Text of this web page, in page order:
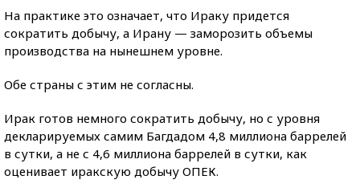
На практике это означает, что Ираку придется
сократить добычу, а Ирану — заморозить объемы
производства на нынешнем уровне.
Обе страны с этим не согласны.
Ирак готов немного сократить добычу, но с уровня
декларируемых самим Багдадом 4,8 миллиона баррелей
в сутки, а не с 4,6 миллиона баррелей в сутки, как
оценивает иракскую добычу ОПЕК.